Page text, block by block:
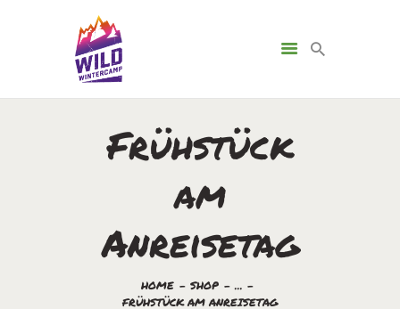
Frühstück
am
Anreisetag
HOME SHOP
...
FRÜHSTÜCK AM ANREISETAG